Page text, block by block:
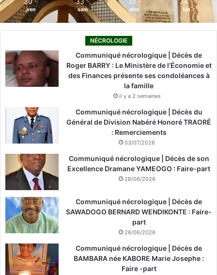
ven sam dim lun
NÉCROLOGIE
Communiqué nécrologique | Décès de
Roger BARRY : Le Ministère de l’Économie et
des Finances présente ses condoléances à
la famille
il y a 2 semaines
Communiqué nécrologique | Décès du
Général de Division Nabéré Honoré TRAORÉ
: Remerciements
03/07/2026
Communiqué nécrologique | Décès de son
Excellence Dramane YAMEOGO : Faire-part
28/06/2026
Communiqué nécrologique | Décès de
SAWADOGO BERNARD WENDIKONTE : Faire-
part
26/06/2026
Communiqué nécrologique | Décès de
BAMBARA née KABORE Marie Josephe :
Faire -part